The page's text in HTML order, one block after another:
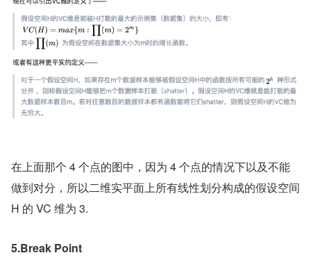
在上面那个 4 个点的图中，因为 4 个点的情况下以及不能
做到对分，所以二维实平面上所有线性划分构成的假设空间
H 的 VC 维为 3.
5.Break Point